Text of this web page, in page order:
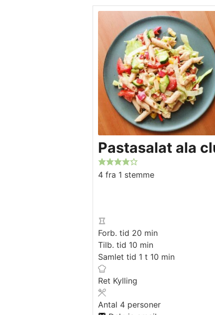
Pastasalat ala
4 fra 1 stemme
Forb. tid 20 minutter
min
Tilb. tid 10 minutter
min
Samlet tid 1 time
t 10 minutter
min
Ret Kylling
Antal 4 personer